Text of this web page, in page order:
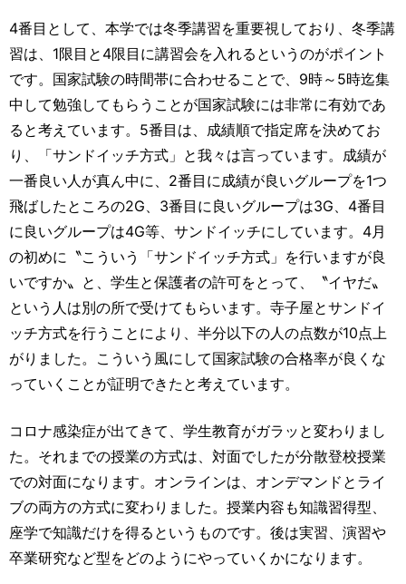
4番目として、本学では冬季講習を重要視しており、冬季講
習は、1限目と4限目に講習会を入れるというのがポイント
です。国家試験の時間帯に合わせることで、9時～5時迄集
中して勉強してもらうことが国家試験には非常に有効であ
ると考えています。5番目は、成績順で指定席を決めてお
り、「サンドイッチ方式」と我々は言っています。成績が
一番良い人が真ん中に、2番目に成績が良いグループを1つ
飛ばしたところの2G、3番目に良いグループは3G、4番目
に良いグループは4G等、サンドイッチにしています。4月
の初めに〝こういう「サンドイッチ方式」を行いますが良
いですか〟と、学生と保護者の許可をとって、〝イヤだ〟
という人は別の所で受けてもらいます。寺子屋とサンドイ
ッチ方式を行うことにより、半分以下の人の点数が10点上
がりました。こういう風にして国家試験の合格率が良くな
っていくことが証明できたと考えています。
コロナ感染症が出てきて、学生教育がガラッと変わりまし
た。それまでの授業の方式は、対面でしたが分散登校授業
での対面になります。オンラインは、オンデマンドとライ
ブの両方の方式に変わりました。授業内容も知識習得型、
座学で知識だけを得るというものです。後は実習、演習や
卒業研究など型をどのようにやっていくかになります。